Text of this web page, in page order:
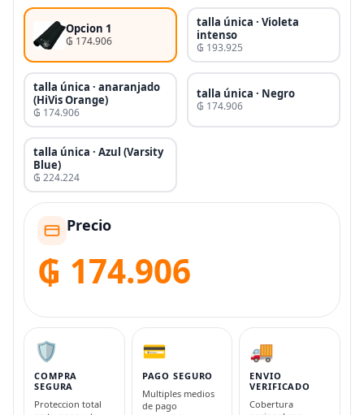
Opcion 1
₲ 174.906
talla única · Violeta
intenso
₲ 193.925
talla única · anaranjado
(HiVis Orange)
₲ 174.906
talla única · Negro
₲ 174.906
talla única · Azul (Varsity
Blue)
₲ 224.224
Precio
₲ 174.906
🛡️
COMPRA
SEGURA
Proteccion total
💳
PAGO SEGURO
Multiples medios
de pago
🚚
ENVIO
VERIFICADO
Cobertura